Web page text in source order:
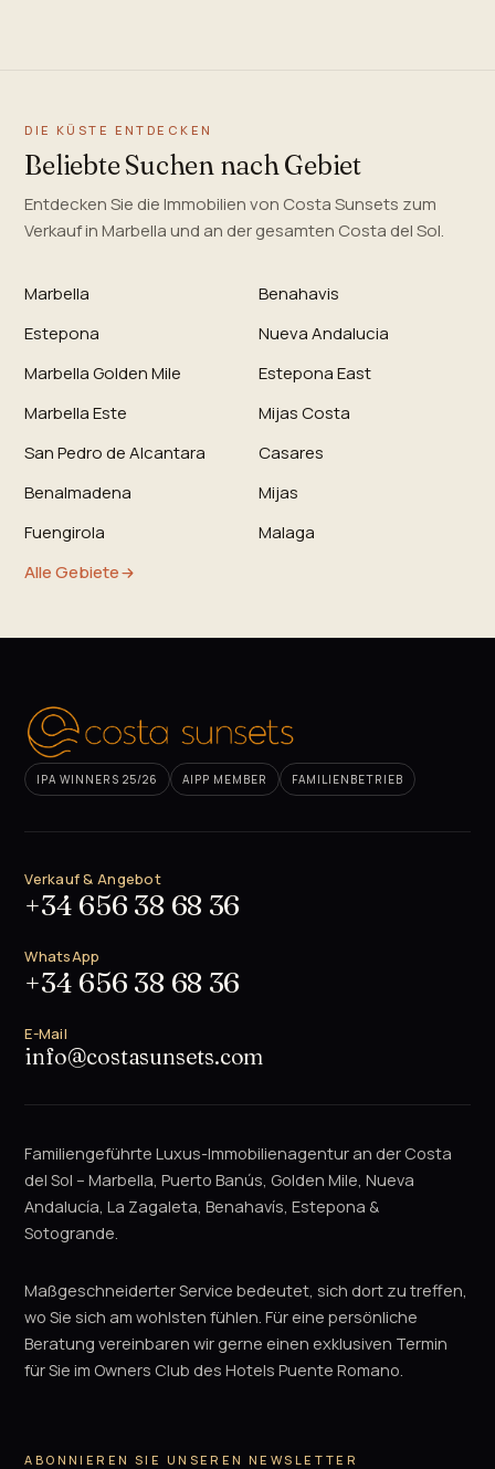
DIE KÜSTE ENTDECKEN
Beliebte Suchen nach Gebiet
Entdecken Sie die Immobilien von Costa Sunsets zum
Verkauf in Marbella und an der gesamten Costa del Sol.
Marbella
Benahavis
Estepona
Nueva Andalucia
Marbella Golden Mile
Estepona East
Marbella Este
Mijas Costa
San Pedro de Alcantara
Casares
Benalmadena
Mijas
Fuengirola
Malaga
Alle Gebiete
IPA WINNERS 25/26 AIPP MEMBER FAMILIENBETRIEB
Verkauf & Angebot
+34 656 38 68 36
WhatsApp
+34 656 38 68 36
E-Mail
info@costasunsets.com
Familiengeführte Luxus-Immobilienagentur an der Costa
del Sol – Marbella, Puerto Banús, Golden Mile, Nueva
Andalucía, La Zagaleta, Benahavís, Estepona &
Sotogrande.
Maßgeschneiderter Service bedeutet, sich dort zu treffen,
wo Sie sich am wohlsten fühlen. Für eine persönliche
Beratung vereinbaren wir gerne einen exklusiven Termin
für Sie im Owners Club des Hotels Puente Romano.
ABONNIEREN SIE UNSEREN NEWSLETTER